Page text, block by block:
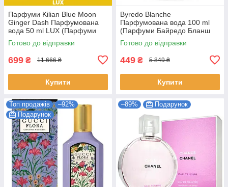
Парфуми Kilian Blue Moon
Ginger Dash Парфумована
вода 50 ml LUX (Парфуми
Кіліан Блю Мун Джинджер
Даш Жіночі)
Готово до відправки
699 ₴ 11 666 ₴
Купити
Byredo Blanche
Парфумована вода 100 ml
(Парфуми Байредо Бланш
Жіночі)
Готово до відправки
449 ₴ 5 849 ₴
Купити
Топ продажів
–92%
Подарунок
–89% Подарунок